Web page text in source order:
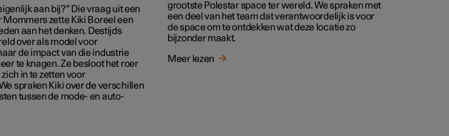
aan bij?” Die vraag uit een
Mommers zette Kiki Boreel een
aan het denken. Destijds
over als model voor
de impact van die industrie
te knagen. Ze besloot het roer
in te zetten voor
spraken Kiki over de verschillen
tussen de mode- en auto-
grootste Polestar space ter wereld. We spraken met
een deel van het team dat verantwoordelijk is voor
de space om te ontdekken wat deze locatie zo
bijzonder maakt.
Meer lezen